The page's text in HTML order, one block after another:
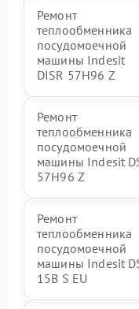
Ремонт
теплообменника
посудомоечной
машины Indesit
DISR 57H96 Z
Ремонт
теплообменника
посудомоечной
машины Indesit
57H96 Z
Ремонт
теплообменника
посудомоечной
машины Indesit
15B S EU